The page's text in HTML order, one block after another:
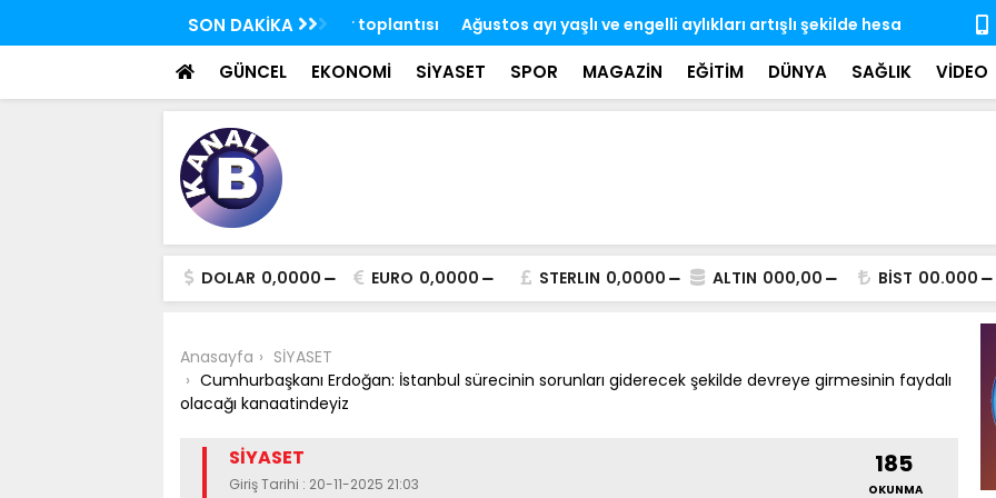
SON DAKİKA
Kudüs konulu bakanlar toplantısı
Ağustos ayı yaşlı ve engelli aylıkları artışlı şekilde hesaplara
yatırılmaya başlandı
GÜNCEL EKONOMİ SİYASET SPOR MAGAZİN EĞİTİM DÜNYA SAĞLIK VİDEO
DOLAR 0,0000 EURO 0,0000 STERLIN 0,0000 ALTIN 000,00 BİST 00.000
Anasayfa
SİYASET
Cumhurbaşkanı Erdoğan: İstanbul sürecinin sorunları giderecek şekilde devreye girmesinin faydalı
olacağı kanaatindeyiz
SİYASET
Giriş Tarihi : 20-11-2025 21:03
185
OKUNMA